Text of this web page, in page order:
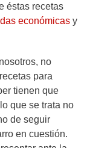
éstas recetas
económicas y
no
para
tienen que
que se trata no
de seguir
en cuestión.